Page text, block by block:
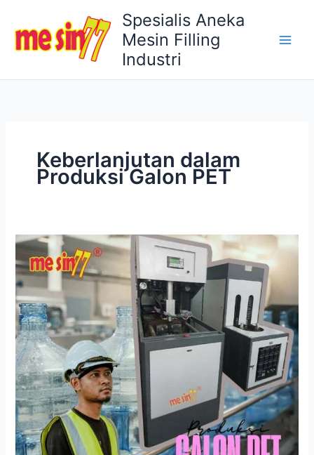
konten
Spesialis Aneka
Mesin Filling
Industri
Keberlanjutan dalam
Produksi Galon PET